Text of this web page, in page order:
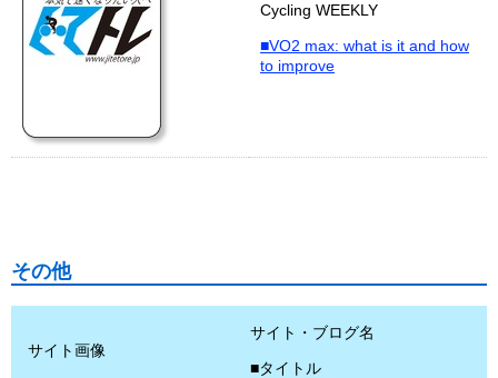
Cycling WEEKLY
■VO2 max: what is it and how
to improve
その他
サイト画像
サイト・ブログ名
■タイトル